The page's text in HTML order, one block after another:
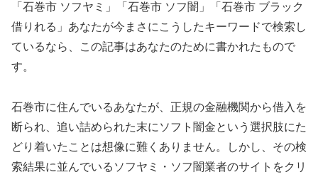
「石巻市 ソフヤミ」「石巻市 ソフ闇」「石巻市 ブラック
借りれる」あなたが今まさにこうしたキーワードで検索し
ているなら、この記事はあなたのために書かれたもので
す。
石巻市に住んでいるあなたが、正規の金融機関から借入を
断られ、追い詰められた末にソフト闇金という選択肢にた
どり着いたことは想像に難くありません。しかし、その検
索結果に並んでいるソフヤミ・ソフ闇業者のサイトをクリ